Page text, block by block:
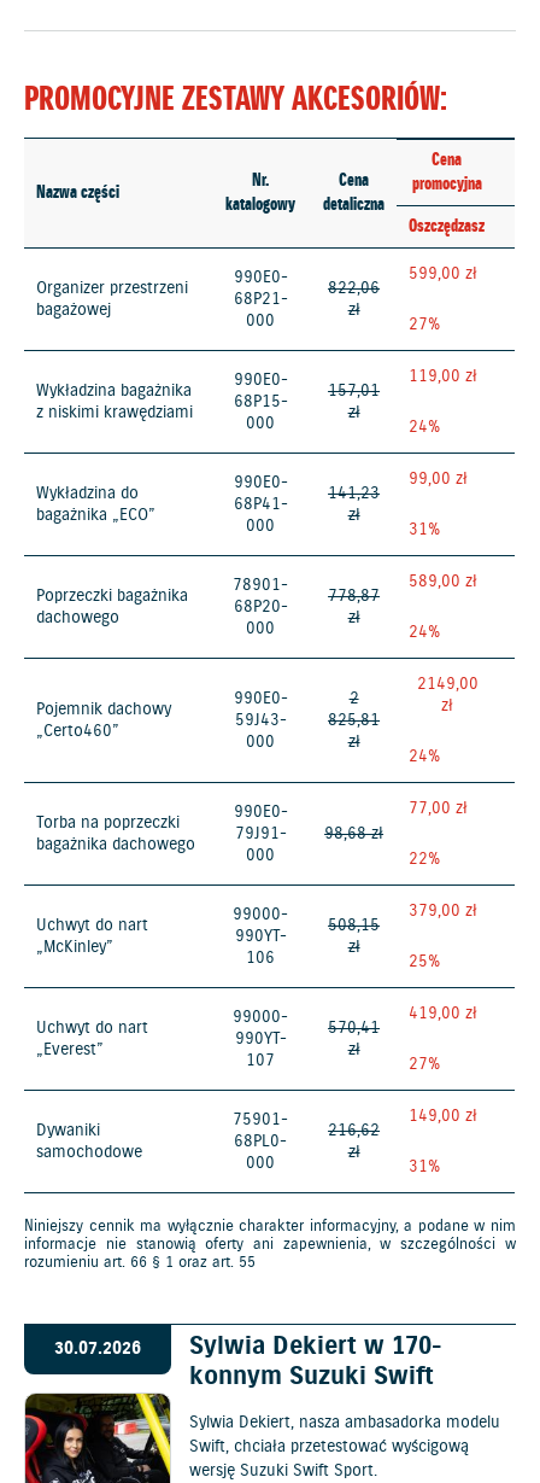
PROMOCYJNE ZESTAWY AKCESORIÓW:
Nazwa części
Nr.
katalogowy
Cena
detaliczna
Cena
promocyjna
Oszczędzasz
Organizer przestrzeni
bagażowej
990E0-
68P21-
000
822,06
zł
599,00 zł
27%
Wykładzina bagażnika
z niskimi krawędziami
990E0-
68P15-
000
157,01
zł
119,00 zł
24%
Wykładzina do
bagażnika „ECO”
990E0-
68P41-
000
141,23
zł
99,00 zł
31%
Poprzeczki bagażnika
dachowego
78901-
68P20-
000
778,87
zł
589,00 zł
24%
Pojemnik dachowy
„Certo460”
990E0-
59J43-
000
2
825,81
zł
2149,00
zł
24%
Torba na poprzeczki
bagażnika dachowego
990E0-
79J91-
000
98,68 zł
77,00 zł
22%
Uchwyt do nart
„McKinley”
99000-
990YT-
106
508,15
zł
379,00 zł
25%
Uchwyt do nart
„Everest”
99000-
990YT-
107
570,41
zł
419,00 zł
27%
Dywaniki
samochodowe
75901-
68PL0-
000
216,62
zł
149,00 zł
31%
Niniejszy cennik ma wyłącznie charakter informacyjny, a podane w nim
informacje nie stanowią oferty ani zapewnienia, w szczególności w
rozumieniu art. 66 § 1 oraz art. 55
30.07.2026
Sylwia Dekiert w 170-
konnym Suzuki Swift
Sylwia Dekiert, nasza ambasadorka modelu
Swift, chciała przetestować wyścigową
wersję Suzuki Swift Sport.